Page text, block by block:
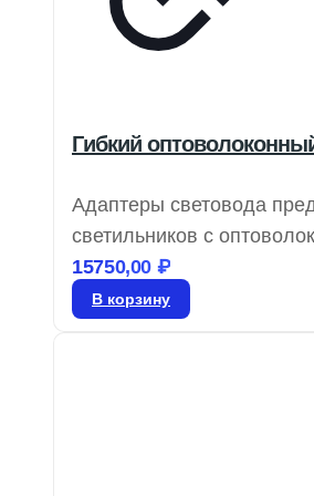
Гибкий
Адаптеры световода
светильников с
стекловолокно с
из металлического
15750,00 ₽
В корзину